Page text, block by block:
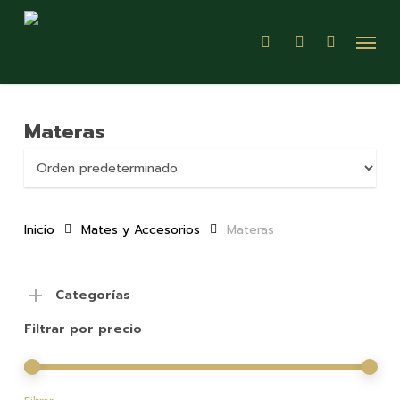
content
search account Menu
Materas
Inicio Mates y Accesorios Materas
Categorías
Filtrar por precio